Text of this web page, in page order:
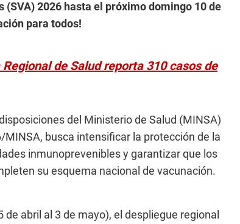
(SVA) 2026 hasta el próximo domingo 10 de
para todos!
de Salud reporta 310 casos de
del Ministerio de Salud (MINSA)
MINSA, busca intensificar la protección de la
inmunoprevenibles y garantizar que los
su esquema nacional de vacunación.
de abril al 3 de mayo), el despliegue regional